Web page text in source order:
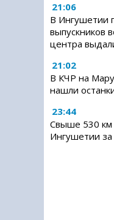
21:06
В Ингушетии
выпускников
центра
21:02
В КЧР на
нашли
23:44
Свыше 530 км
Ингушетии